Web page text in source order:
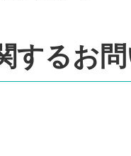
するお